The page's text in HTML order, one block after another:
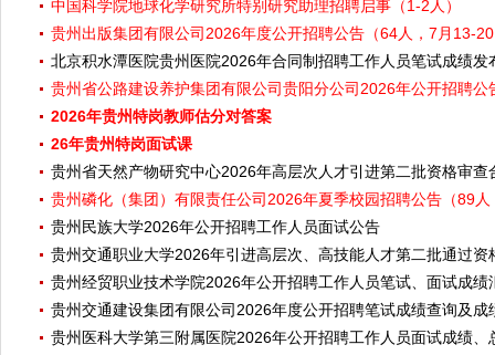
中国科学院地球化学研究所特别研究助理招聘启事（1-2人）
贵州出版集团有限公司2026年度公开招聘公告（64人，7月13-
北京积水潭医院贵州医院2026年合同制招聘工作人员笔试成绩
贵州省公路建设养护集团有限公司贵阳分公司2026年公开招聘
2026年贵州特岗教师估分对答案
26年贵州特岗面试课
贵州省天然产物研究中心2026年高层次人才引进第二批资格审
贵州磷化（集团）有限责任公司2026年夏季校园招聘公告（89
贵州民族大学2026年公开招聘工作人员面试公告
贵州交通职业大学2026年引进高层次、高技能人才第二批通过资
贵州经贸职业技术学院2026年公开招聘工作人员笔试、面试成
贵州交通建设集团有限公司2026年度公开招聘笔试成绩查询及成
贵州医科大学第三附属医院2026年公开招聘工作人员面试成绩